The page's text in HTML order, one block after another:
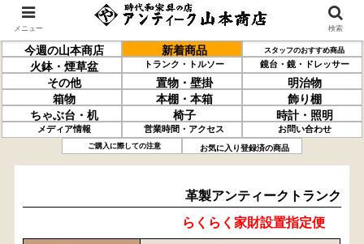
今週の山本商店 新着商品 スタッフのおすすめ商品
火鉢・煙草盆 トランク・トルソー 鏡台・鏡・ドレッサー
その他 置物・壁掛
明治物
箱物
本棚・本箱
飾り棚
ちゃぶ台・机
椅子 時計・照明
メディア情報 営業時間・アクセス お問い合わせ
ご購入に際しての注意 お気に入り登録済の商品
アンティークトランク
革製アンティークトランク
らくらく家財設置指定便
メニュー 検索